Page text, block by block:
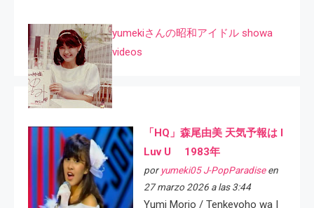
yumekiさんの昭和アイドル showa
videos
「HQ」森尾由美 天気予報は I
Luv U 1983年
por yumeki05 J-PopParadiseen
27 marzo 2026 a las 3:44
Yumi Morio / Tenkeyoho wa I